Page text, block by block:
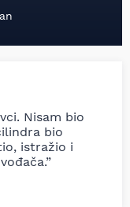
Nisam bio
bio
istražio i